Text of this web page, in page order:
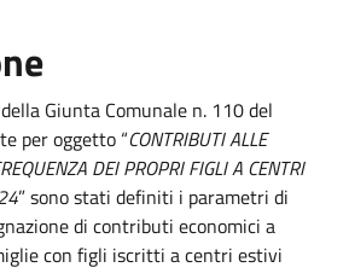
Giunta Comunale n. 110 del
per oggetto “CONTRIBUTI ALLE
DEI PROPRI FIGLI A CENTRI
” sono stati definiti i parametri di
di contributi economici a
con figli iscritti a centri estivi